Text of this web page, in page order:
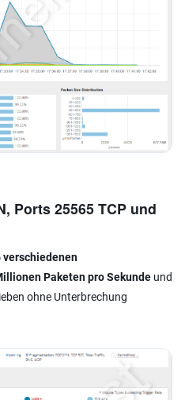
Ports 25565 TCP und
verschiedenen
Paketen pro Sekunde und
ohne Unterbrechung